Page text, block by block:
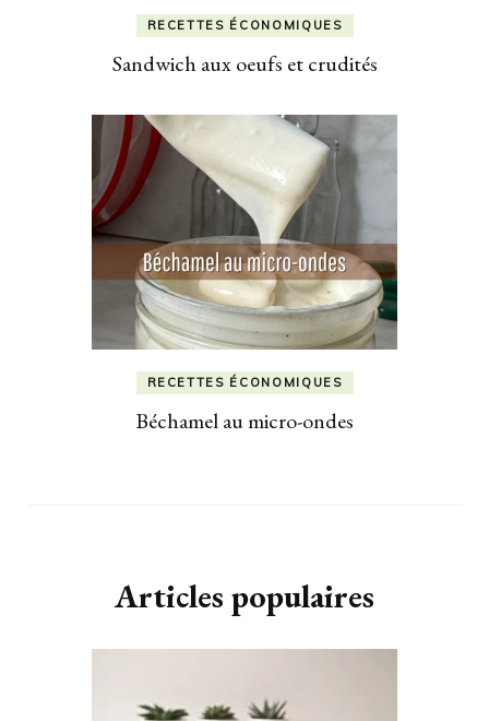
RECETTES ÉCONOMIQUES
Sandwich aux oeufs et crudités
RECETTES ÉCONOMIQUES
Béchamel au micro-ondes
Articles populaires